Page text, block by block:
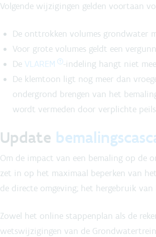
Volgende wijzigingen gelden voortaan
De onttrokken volumes grondwater
Voor grote volumes geldt een
De VLAREM
-indeling hangt niet
De klemtoon ligt nog meer dan
ondergrond brengen van het
wordt vermeden door verplichte
Update
Om de impact van een bemaling op de
zet in op het maximaal beperken van
de directe omgeving; het hergebruik
Zowel het online stappenplan als de
wetswijzigingen van de